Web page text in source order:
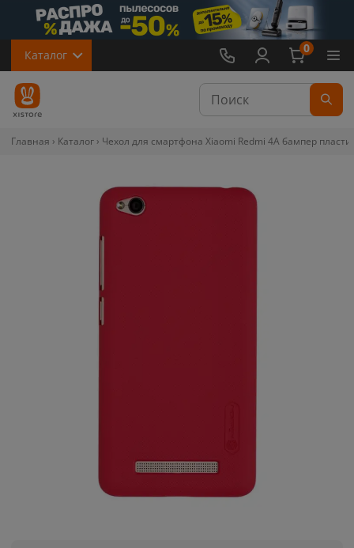
Каталог 0
Главная Каталог Чехол для смартфона Xiaomi Redmi 4A бампер